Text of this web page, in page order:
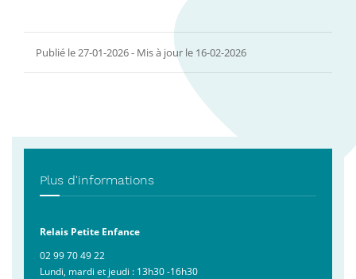
Publié le 27-01-2026 - Mis à jour le 16-02-2026
Plus d'informations
Relais Petite Enfance
02 99 70 49 22
Lundi, mardi et jeudi : 13h30 -16h30